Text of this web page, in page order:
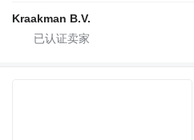
Kraakman B.V.